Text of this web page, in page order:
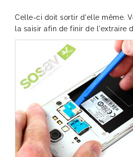
Celle-ci doit sortir d'elle même.
la saisir afin de finir de l'extraire